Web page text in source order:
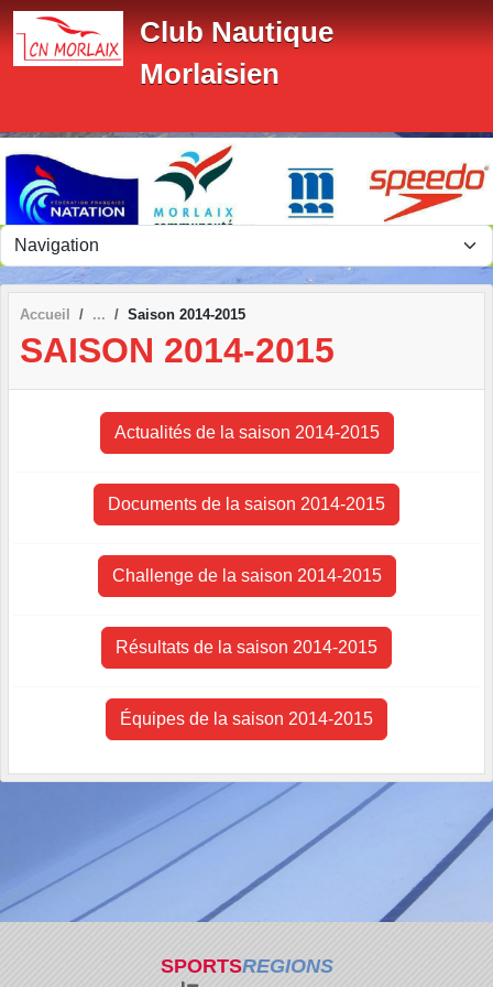
Club Nautique
Morlaisien
Accueil Saison 2014-2015
SAISON 2014-2015
Actualités de la saison 2014-2015
Documents de la saison 2014-2015
Challenge de la saison 2014-2015
Résultats de la saison 2014-2015
Équipes de la saison 2014-2015
SPORTSREGIONS
Panneau de gestion des cookies